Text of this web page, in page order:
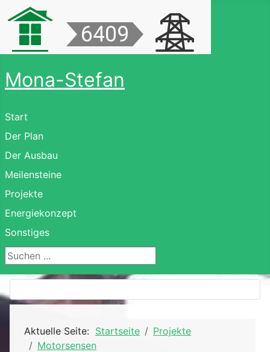
Mona-Stefan
Start
Der Plan
Der Ausbau
Meilensteine
Projekte
Energiekonzept
Sonstiges
Suchen ...
Aktuelle Seite: Startseite
Projekte
Motorsensen